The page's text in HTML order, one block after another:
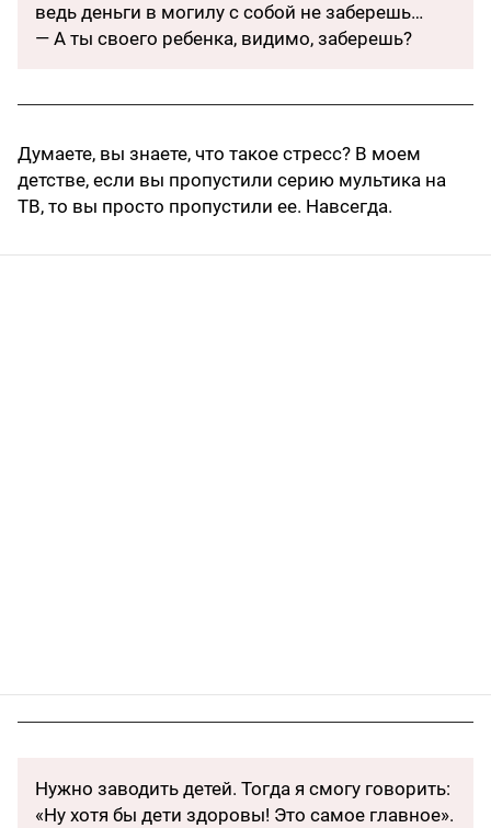
ведь деньги в могилу с собой не заберешь…
— А ты своего ребенка, видимо, заберешь?
Думаете, вы знаете, что такое стресс? В моем
детстве, если вы пропустили серию мультика на
ТВ, то вы просто пропустили ее. Навсегда.
Нужно заводить детей. Тогда я смогу говорить:
«Ну хотя бы дети здоровы! Это самое главное».